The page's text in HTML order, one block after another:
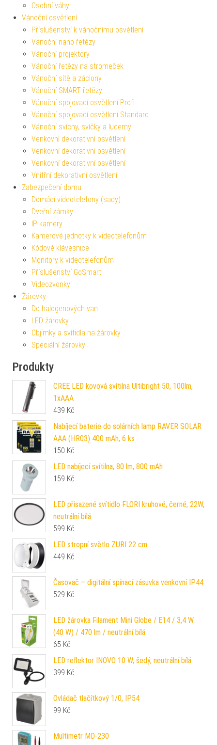
Osobní váhy
Vánoční osvětlení
Příslušenství k vánočnímu osvětlení
Vánoční nano řetězy
Vánoční projektory
Vánoční řetězy na stromeček
Vánoční sítě a záclony
Vánoční SMART řetězy
Vánoční spojovací osvětlení Profi
Vánoční spojovací osvětlení Standard
Vánoční svícny, svíčky a lucerny
Venkovní dekorativní osvětlení
Venkovní dekorativní osvětlení
Venkovní dekorativní osvětlení
Vnitřní dekorativní osvětlení
Zabezpečení domu
Domácí videotelefony (sady)
Dveřní zámky
IP kamery
Kamerové jednotky k videotelefonům
Kódové klávesnice
Monitory k videotelefonům
Příslušenství GoSmart
Videozvonky
Žárovky
Do halogenových van
LED žárovky
Objímky a svítidla na žárovky
Speciální žárovky
Produkty
CREE LED kovová svítilna Ultibright 50, 100lm,
1xAAA
439 Kč
Nabíjecí baterie do solárních lamp RAVER SOLAR
AAA (HR03) 400 mAh, 6 ks
150 Kč
LED nabíjecí svítilna, 80 lm, 800 mAh
159 Kč
LED přisazené svítidlo FLORI kruhové, černé, 22W,
neutrální bílá
599 Kč
LED stropní světlo ZURI 22 cm
449 Kč
Časovač – digitální spínací zásuvka venkovní IP44
529 Kč
LED žárovka Filament Mini Globe / E14 / 3,4 W
(40 W) / 470 lm / neutrální bílá
65 Kč
LED reflektor INOVO 10 W, šedý, neutrální bílá
399 Kč
Ovládač tlačítkový 1/0, IP54
99 Kč
Multimetr MD-230